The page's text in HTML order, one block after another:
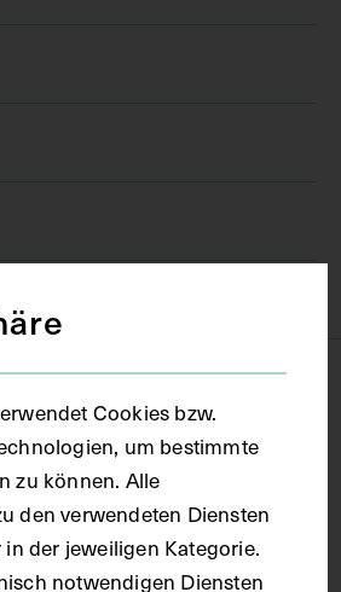
Cookies bzw.
um bestimmte
zu können. Alle
den verwendeten Diensten
der jeweiligen Kategorie.
notwendigen Diensten